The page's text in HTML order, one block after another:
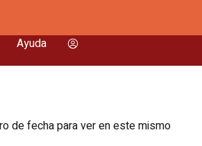
Ayuda
de fecha para ver en este mismo